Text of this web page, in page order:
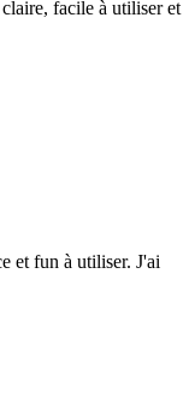
facile à utiliser et
et fun à utiliser. J'ai